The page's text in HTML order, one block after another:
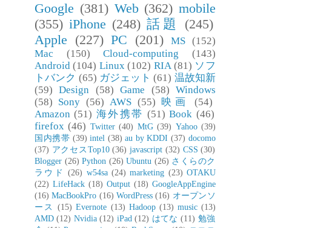
Google (381) Web (362) mobile
(355) iPhone (248) 話題
(245)
Apple (227) PC (201) MS (152)
Mac
(150) Cloud-computing
(143)
Android (104) Linux (102) RIA (81) ソフ
トバンク (65) ガジェット (61) 温故知新
(59)
Design (58) Game (58) Windows
(58) Sony (56) AWS (55) 映画
(54)
Amazon (51) 海外携帯 (51) Book (46)
firefox (46) Twitter (40) MtG (39) Yahoo (39)
国内携帯 (39) intel (38) au by KDDI (37) docomo
(37) アクセスTop10 (36) javascript (32) CSS (30)
Blogger (26) Python (26) Ubuntu (26) さくらのク
ラウド
(26) w54sa (24) marketing (23) OTAKU
(22) LifeHack (18) Output (18) GoogleAppEngine
(16) MacBookPro (16) WordPress (16) オープンソ
ース
(15) Evernote (13) Hadoop (13) music (13)
AMD (12) Nvidia (12) iPad (12) はてな (11) 勉強